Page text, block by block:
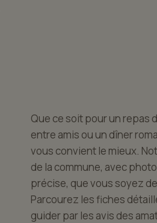
Que ce soit pour un repas
entre amis ou un dîner
vous convient le mieux.
de la commune, avec
précise, que vous soyez
Parcourez les fiches
guider par les avis des